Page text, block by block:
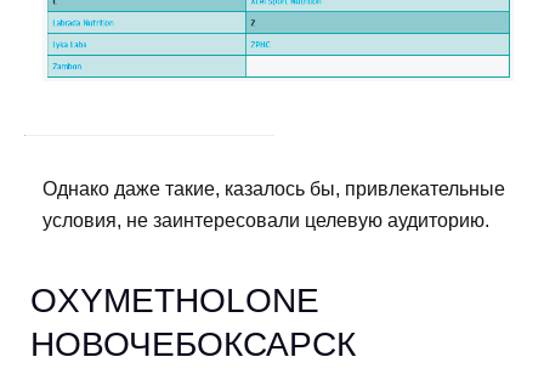
Однако даже такие, казалось бы, привлекательные
условия, не заинтересовали целевую аудиторию.
OXYMETHOLONE
НОВОЧЕБОКСАРСК